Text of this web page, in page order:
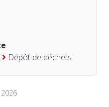
Dépôt de déchets